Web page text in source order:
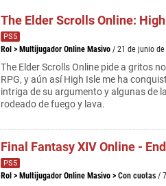
The Elder Scrolls Online:
PS5
Rol > Multijugador Online Masivo / 21 de junio de
The Elder Scrolls Online pide a gritos
RPG, y aún así High Isle me ha
intriga de su argumento y algunas de
rodeado de fuego y lava.
Final Fantasy XIV Online -
PS5
Rol > Multijugador Online Masivo > Con cuotas /